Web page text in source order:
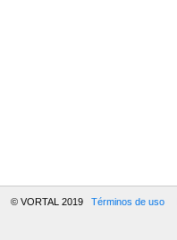
© VORTAL 2019 Términos de uso